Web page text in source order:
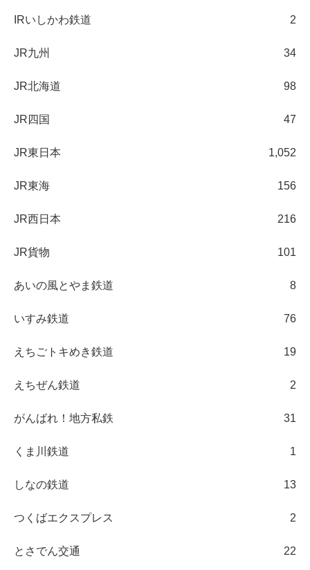
IRいしかわ鉄道 2
JR九州 34
JR北海道 98
JR四国 47
JR東日本 1,052
JR東海 156
JR西日本 216
JR貨物 101
あいの風とやま鉄道 8
いすみ鉄道 76
えちごトキめき鉄道 19
えちぜん鉄道 2
がんばれ！地方私鉄 31
くま川鉄道 1
しなの鉄道 13
つくばエクスプレス 2
とさでん交通 22